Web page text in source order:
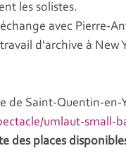
les solistes.
avec Pierre-
d'archive à New
de Saint-Quentin-en-
umlaut-small-
des places